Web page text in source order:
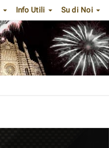
Info Utili Su di Noi